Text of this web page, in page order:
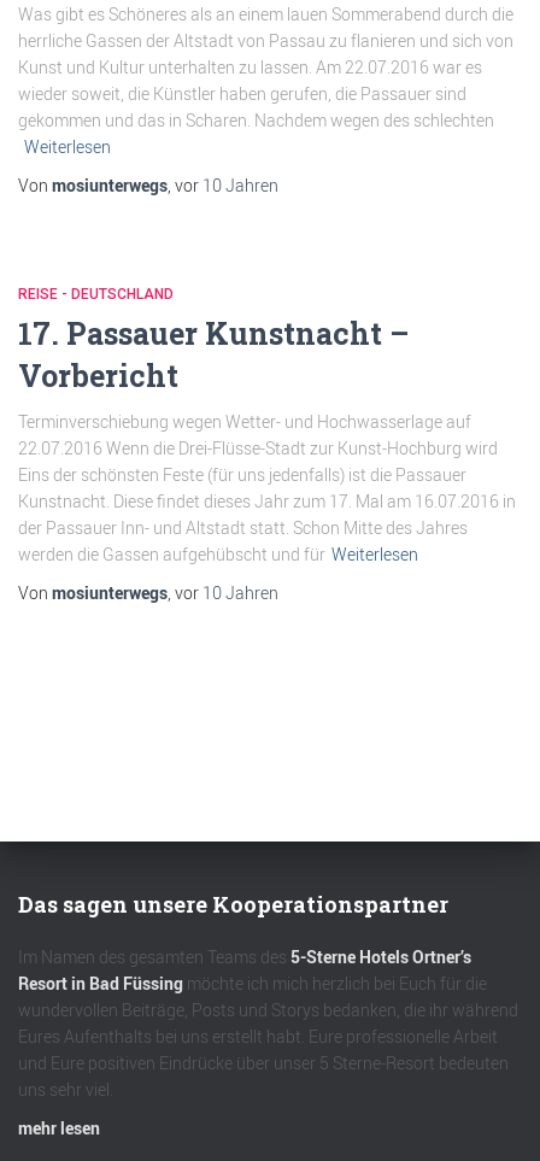
Was gibt es Schöneres als an einem lauen Sommerabend durch die
herrliche Gassen der Altstadt von Passau zu flanieren und sich von
Kunst und Kultur unterhalten zu lassen. Am 22.07.2016 war es
wieder soweit, die Künstler haben gerufen, die Passauer sind
gekommen und das in Scharen. Nachdem wegen des schlechten
Weiterlesen
Von mosiunterwegs , vor 10 Jahren
REISE - DEUTSCHLAND
17. Passauer Kunstnacht –
Vorbericht
Terminverschiebung wegen Wetter- und Hochwasserlage auf
22.07.2016 Wenn die Drei-Flüsse-Stadt zur Kunst-Hochburg wird
Eins der schönsten Feste (für uns jedenfalls) ist die Passauer
Kunstnacht. Diese findet dieses Jahr zum 17. Mal am 16.07.2016 in
der Passauer Inn- und Altstadt statt. Schon Mitte des Jahres
werden die Gassen aufgehübscht und für Weiterlesen
Von mosiunterwegs , vor 10 Jahren
Das sagen unsere Kooperationspartner
Im Namen des gesamten Teams des 5-Sterne Hotels Ortner’s
Resort in Bad Füssing möchte ich mich herzlich bei Euch für die
wundervollen Beiträge, Posts und Storys bedanken, die ihr während
Eures Aufenthalts bei uns erstellt habt. Eure professionelle Arbeit
und Eure positiven Eindrücke über unser 5 Sterne-Resort bedeuten
uns sehr viel.
mehr lesen